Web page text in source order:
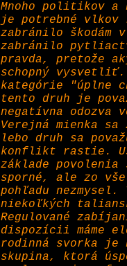
Mnoho politikov a
je potrebné
zabránilo škodám
zabránilo
pravda, pretože
schopný
kategórie "úplne
tento druh je
negatívna odozva
Verejná mienka sa
lebo druh sa
konflikt rastie.
základe
sporné, ale zo
pohľadu
niekoľkých
Regulované
dispozícii máme
rodinná svorka je
skupina, ktorá